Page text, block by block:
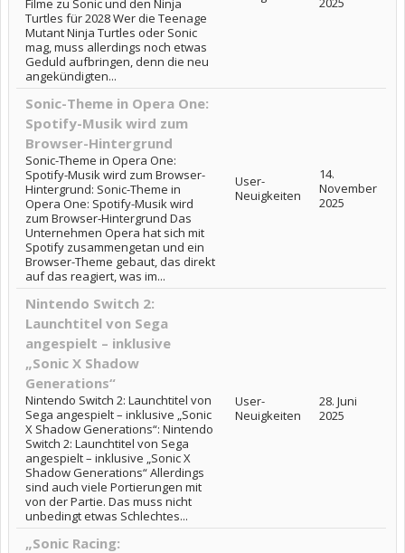
Filme zu Sonic und den Ninja
Turtles für 2028 Wer die Teenage
Mutant Ninja Turtles oder Sonic
mag, muss allerdings noch etwas
Geduld aufbringen, denn die neu
angekündigten...
Sonic-Theme in Opera One:
Spotify-Musik wird zum
Browser-Hintergrund
Sonic-Theme in Opera One:
Spotify-Musik wird zum Browser-
Hintergrund: Sonic-Theme in
Opera One: Spotify-Musik wird
zum Browser-Hintergrund Das
Unternehmen Opera hat sich mit
Spotify zusammengetan und ein
Browser-Theme gebaut, das direkt
auf das reagiert, was im...
User-
Neuigkeiten
14.
November
2025
Nintendo Switch 2:
Launchtitel von Sega
angespielt – inklusive
„Sonic X Shadow
Generations“
Nintendo Switch 2: Launchtitel von
Sega angespielt – inklusive „Sonic
X Shadow Generations“: Nintendo
Switch 2: Launchtitel von Sega
angespielt – inklusive „Sonic X
Shadow Generations“ Allerdings
sind auch viele Portierungen mit
von der Partie. Das muss nicht
unbedingt etwas Schlechtes...
User-
Neuigkeiten
28. Juni
2025
„Sonic Racing: